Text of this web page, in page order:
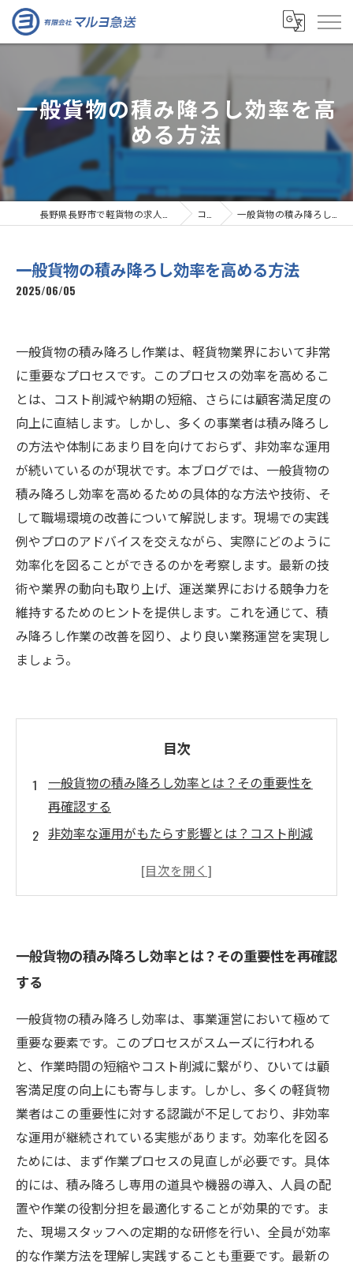
一般貨物の積み降ろし効率を高
める方法
コラム 一般貨物の積み降ろし効率を高める方法
一般貨物の積み降ろし効率を高める方法
2025/06/05
一般貨物の積み降ろし作業は、軽貨物業界において非常
に重要なプロセスです。このプロセスの効率を高めるこ
とは、コスト削減や納期の短縮、さらには顧客満足度の
向上に直結します。しかし、多くの事業者は積み降ろし
の方法や体制にあまり目を向けておらず、非効率な運用
が続いているのが現状です。本ブログでは、一般貨物の
積み降ろし効率を高めるための具体的な方法や技術、そ
して職場環境の改善について解説します。現場での実践
例やプロのアドバイスを交えながら、実際にどのように
効率化を図ることができるのかを考察します。最新の技
術や業界の動向も取り上げ、運送業界における競争力を
維持するためのヒントを提供します。これを通じて、積
み降ろし作業の改善を図り、より良い業務運営を実現し
ましょう。
目次
一般貨物の積み降ろし効率とは？その重要性を
再確認する
非効率な運用がもたらす影響とは？コスト削減
積み降ろし効率化のための具体的な方法を紹介
しとは
ガイド
顧客満足度向上へ！積み降ろしを効率化するた
めの総まとめ
一般貨物の積み降ろし効率とは？その重要性を再確認
する
一般貨物の積み降ろし効率は、事業運営において極めて
重要な要素です。このプロセスがスムーズに行われる
と、作業時間の短縮やコスト削減に繋がり、ひいては顧
客満足度の向上にも寄与します。しかし、多くの軽貨物
業者はこの重要性に対する認識が不足しており、非効率
な運用が継続されている実態があります。効率化を図る
ためには、まず作業プロセスの見直しが必要です。具体
的には、積み降ろし専用の道具や機器の導入、人員の配
置や作業の役割分担を最適化することが効果的です。ま
た、現場スタッフへの定期的な研修を行い、全員が効率
的な作業方法を理解し実践することも重要です。最新の